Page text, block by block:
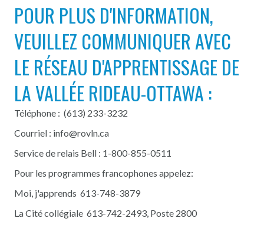
POUR PLUS D'INFORMATION,
VEUILLEZ COMMUNIQUER AVEC
LE RÉSEAU D'APPRENTISSAGE DE
LA VALLÉE RIDEAU-OTTAWA :
Téléphone : (613) 233-3232
Courriel : info@rovln.ca
Service de relais Bell : 1-800-855-0511
Pour les programmes francophones appelez:
Moi, j'apprends 613-748-3879
La Cité collégiale 613-742-2493, Poste 2800